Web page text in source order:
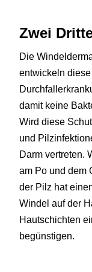
Zwei
Die
entwickeln
damit keine
Wird diese
und
Darm vertreten.
am Po und dem
der Pilz hat
Windel auf der
Hautschichten
begünstigen.